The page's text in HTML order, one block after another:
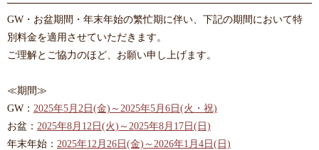
GW・お盆期間・年末年始の繁忙期に伴い、下記の期間において特
別料金を適用させていただきます。
ご理解とご協力のほど、お願い申し上げます。
≪期間≫
GW： 2025年5月2日(金)～2025年5月6日(火・祝)
お盆： 2025年8月12日(火)～2025年8月17日(日)
年末年始： 2025年12月26日(金)～2026年1月4日(日)